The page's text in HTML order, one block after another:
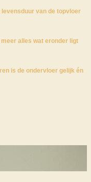
van de topvloer
alles wat eronder ligt
is de ondervloer gelijk én